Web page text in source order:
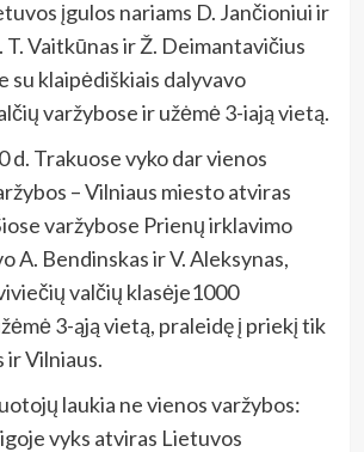
įgulos nariams D. Jančioniui ir
T. Vaitkūnas ir Ž. Deimantavičius
su klaipėdiškiais dalyvavo
varžybose ir užėmė 3-iają vietą.
d. Trakuose vyko dar vienos
– Vilniaus miesto atviras
varžybose Prienų irklavimo
A. Bendinskas ir V. Aleksynas,
valčių klasėje1000
3-ąją vietą, praleidę į priekį tik
ir Vilniaus.
laukia ne vienos varžybos:
vyks atviras Lietuvos